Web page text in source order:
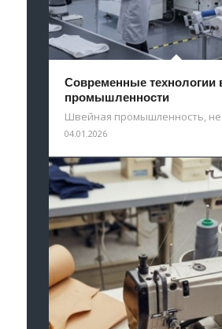
Современные технологии
промышленности
Швейная промышленность,
04.01.2026